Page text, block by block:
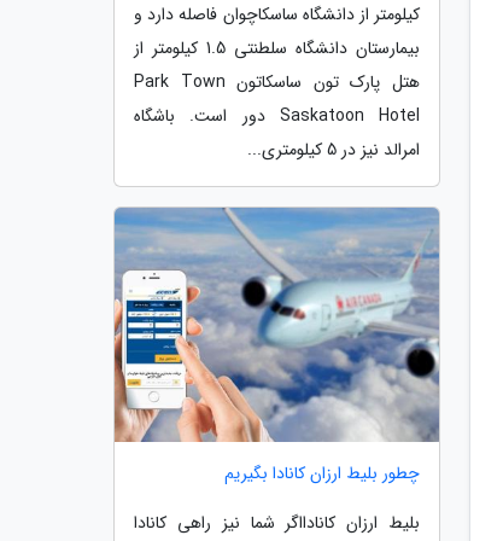
کیلومتر از دانشگاه ساسکاچوان فاصله دارد و
بیمارستان دانشگاه سلطنتی 1.5 کیلومتر از
هتل پارک تون ساسکاتون Park Town
Saskatoon Hotel دور است. باشگاه
امرالد نیز در 5 کیلومتری...
چطور بلیط ارزان کانادا بگیریم
بلیط ارزان کانادااگر شما نیز راهی کانادا